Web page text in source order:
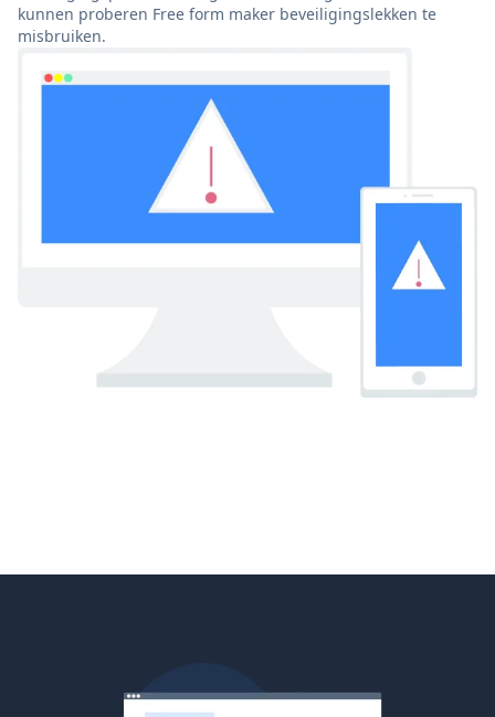
kunnen proberen Free form maker beveiligingslekken te
misbruiken.